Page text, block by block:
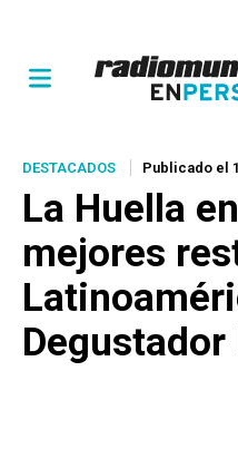
DESTACADOS Publicado el
La Huella
mejores